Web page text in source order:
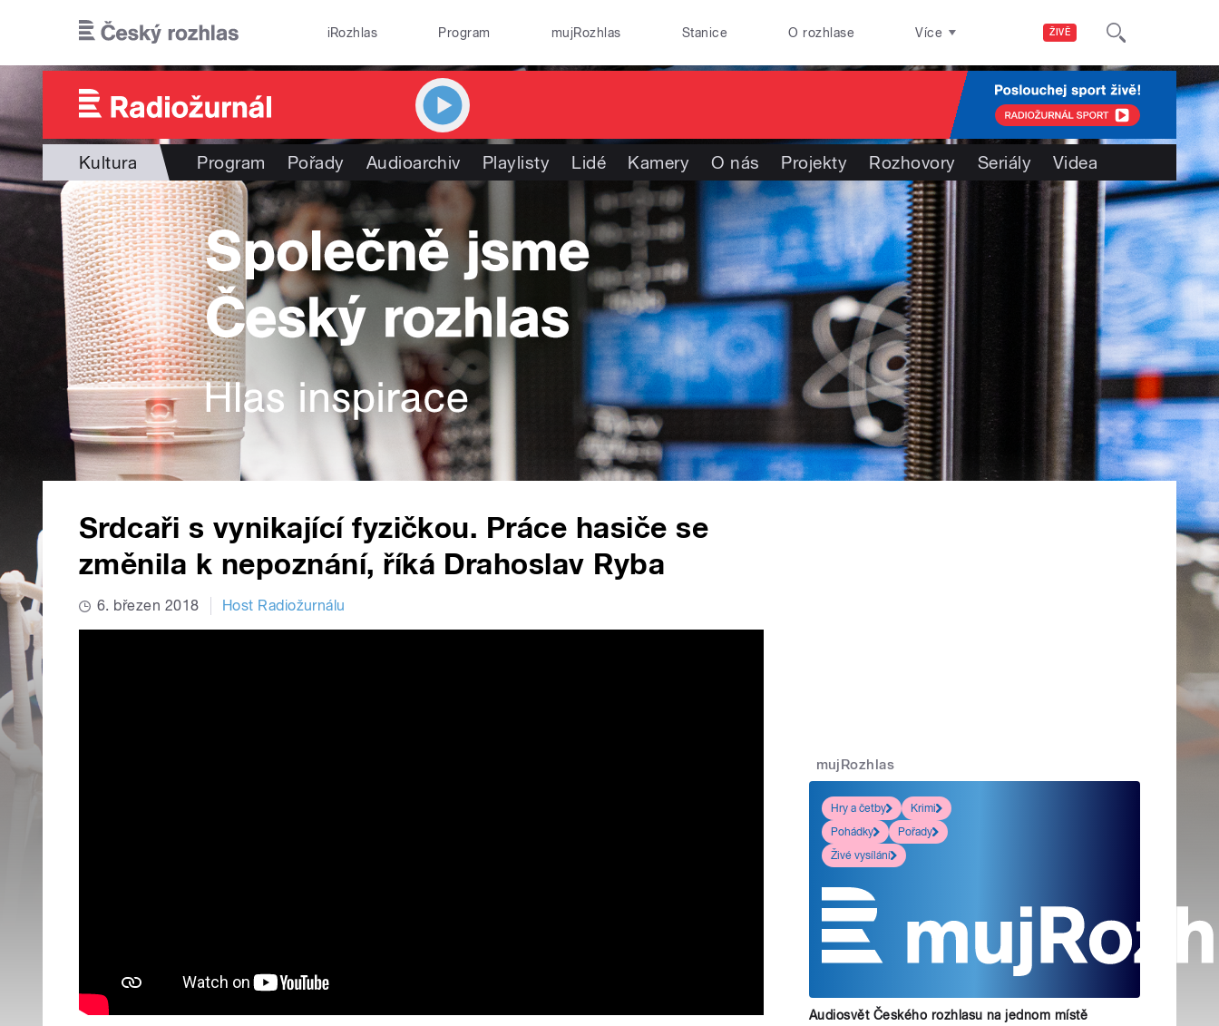
ŽIVĚ
iRozhlas Program mujRozhlas Stanice O rozhlase Více
Kultura Program Pořady Audioarchiv Playlisty Lidé Kamery O nás Projekty Rozhovory Seriály Videa
Srdcaři s vynikající fyzičkou. Práce hasiče se
změnila k nepoznání, říká Drahoslav Ryba
6. březen 2018 Host Radiožurnálu
mujRozhlas
Hry a četby
Krimi
Pohádky
Pořady
Živé vysílání
Audiosvět Českého rozhlasu na jednom místě